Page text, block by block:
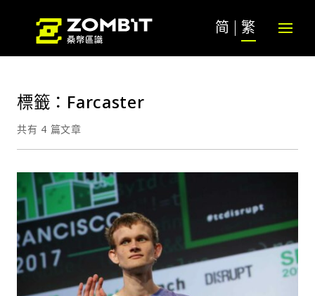
简 繁
標籤：Farcaster
共有 4 篇文章